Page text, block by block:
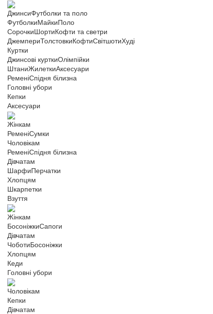
ДжинсиФутболки та поло
ФутболкиМайкиПоло
СорочкиШортиКофти та светри
ДжемпериТолстовкиКофтиСвітшотиХуді
Куртки
Джинсові курткиОлімпійки
ШтаниЖилеткиАксесуари
РеменіСпідня білизна
Головні убори
Кепки
Аксесуари
Жінкам
РеменіСумки
Чоловікам
РеменіСпідня білизна
Дівчатам
ШарфиПерчатки
Хлопцям
Шкарпетки
Взуття
Жінкам
БосоніжкиСапоги
Дівчатам
ЧоботиБосоніжки
Хлопцям
Кеди
Головні убори
Чоловікам
Кепки
Дівчатам